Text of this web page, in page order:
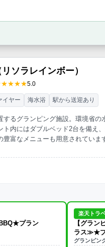
ソラレインボー）
5.0
するグランピング施設。環境省
ト内にはダブルベッド2台を備え
豊富なメニューも用意されてい
イヤー 海水浴 駅から送迎あり
プラン
楽天トラ
【グラ
ラス≫★
グランピン